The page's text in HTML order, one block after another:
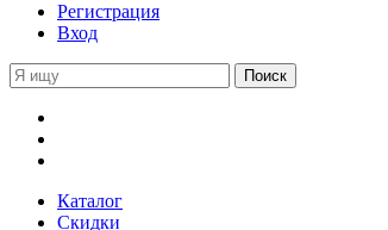
Регистрация
Вход
Каталог
Скидки